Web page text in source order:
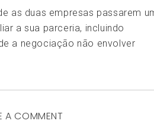
as duas empresas passarem
a sua parceria, incluindo
a negociação não envolver
A COMMENT